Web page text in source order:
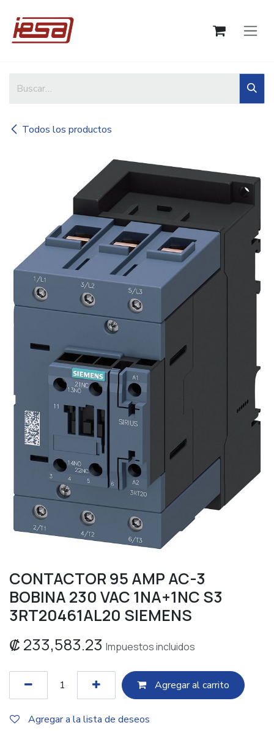
Todos los productos
CONTACTOR 95 AMP AC-3
BOBINA 230 VAC 1NA+1NC S3
3RT20461AL20 SIEMENS
₡ 233,583.23 Impuestos incluidos
Agregar al c​​arrito
Agregar a la lista de deseos